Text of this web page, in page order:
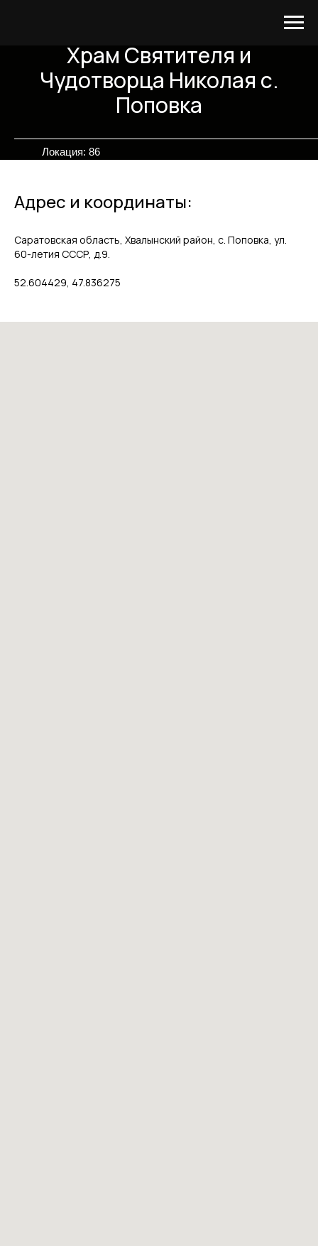
Храм Святителя и
Чудотворца Николая с.
Поповка
Локация: 86
Адрес и координаты:
Саратовская область, Хвалынский район, с. Поповка, ул.
60-летия СССР, д.9.
52.604429, 47.836275